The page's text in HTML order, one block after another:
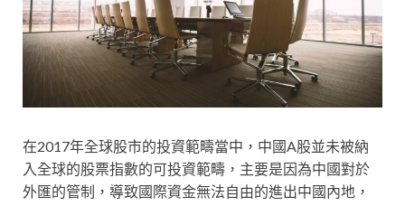
在2017年全球股市的投資範疇當中，中國A股並未被納
入全球的股票指數的可投資範疇，主要是因為中國對於
外匯的管制，導致國際資金無法自由的進出中國內地，